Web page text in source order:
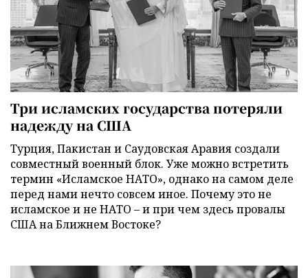
Три исламских государства потеряли
надежду на США
Турция, Пакистан и Саудовская Аравия создали
совместный военный блок. Уже можно встретить
термин «Исламское НАТО», однако на самом деле
перед нами нечто совсем иное. Почему это не
исламское и не НАТО – и при чем здесь провалы
США на Ближнем Востоке?